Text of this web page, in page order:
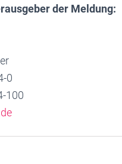
der Meldung:
0
100